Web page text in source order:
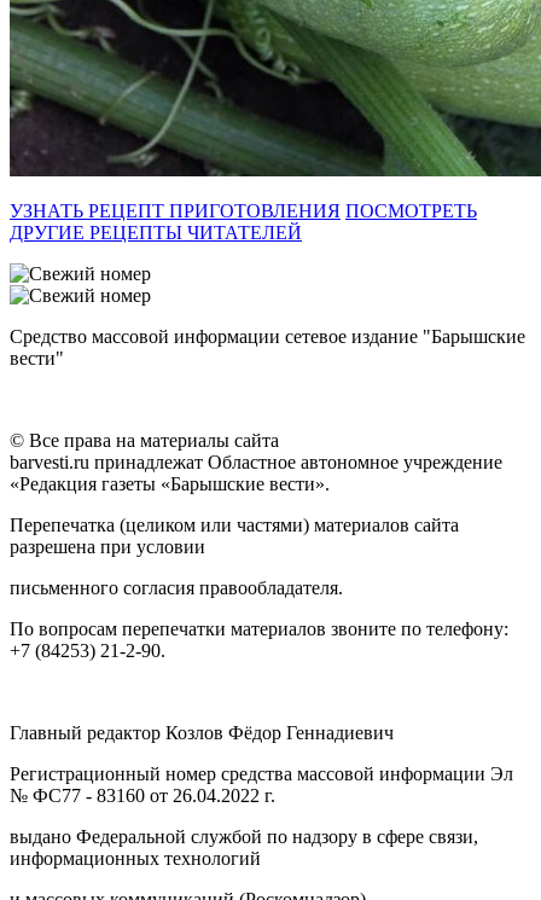
УЗНАТЬ РЕЦЕПТ ПРИГОТОВЛЕНИЯ ПОСМОТРЕТЬ
ДРУГИЕ РЕЦЕПТЫ ЧИТАТЕЛЕЙ
Средство массовой информации сетевое издание "Барышские
вести"
© Все права на материалы сайта
barvesti.ru принадлежат Областное автономное учреждение
«Редакция газеты «Барышские вести».
Перепечатка (целиком или частями) материалов сайта
разрешена при условии
письменного согласия правообладателя.
По вопросам перепечатки материалов звоните по телефону:
+7 (84253) 21-2-90.
Главный редактор Козлов Фёдор Геннадиевич
Регистрационный номер средства массовой информации Эл
№ ФС77 - 83160 от 26.04.2022 г.
выдано Федеральной службой по надзору в сфере связи,
информационных технологий